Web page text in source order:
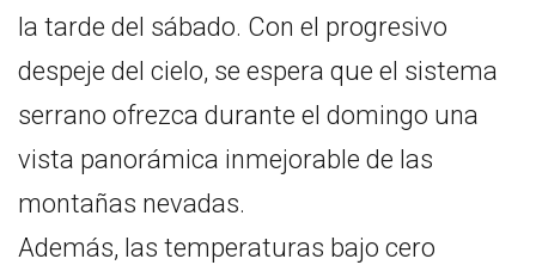
la tarde del sábado. Con el progresivo
despeje del cielo, se espera que el sistema
serrano ofrezca durante el domingo una
vista panorámica inmejorable de las
montañas nevadas.
Además, las temperaturas bajo cero